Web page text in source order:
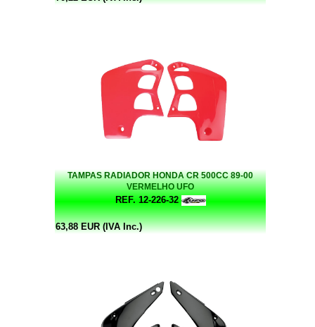
TAMPAS RADIADOR HONDA CR 500CC 89-00
VERMELHO UFO
REF. 12-226-32
63,88 EUR (IVA Inc.)